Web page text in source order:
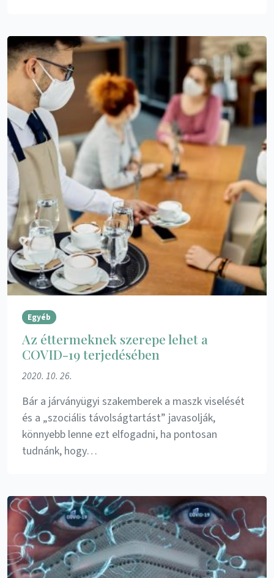
Egyéb
Az éttermeknek szerepe lehet a
COVID-19 terjedésében
2020. 10. 26.
Bár a járványügyi szakemberek a maszk viselését
és a „szociális távolságtartást” javasolják,
könnyebb lenne ezt elfogadni, ha pontosan
tudnánk, hogy…